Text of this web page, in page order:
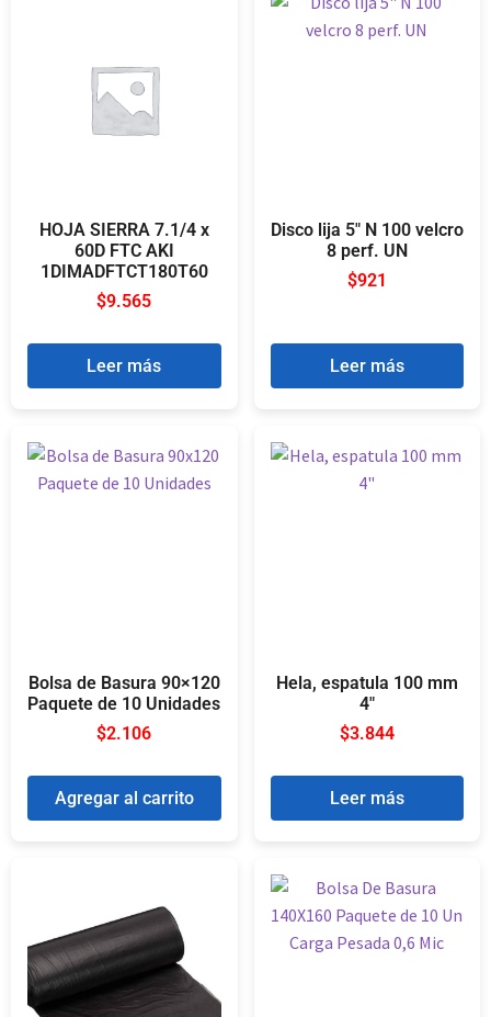
HOJA SIERRA 7.1/4 x
60D FTC AKI
1DIMADFTCT180T60
$9.565
Leer más
Disco lija 5″ N 100 velcro
8 perf. UN
$921
Leer más
Bolsa de Basura 90×120
Paquete de 10 Unidades
$2.106
Agregar al carrito
Hela, espatula 100 mm
4″
$3.844
Leer más